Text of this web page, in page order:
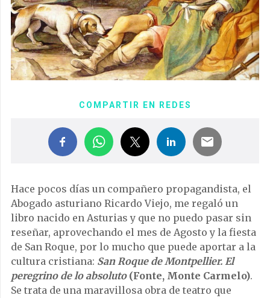
COMPARTIR EN REDES
Hace pocos días un compañero propagandista, el
Abogado asturiano Ricardo Viejo, me regaló un
libro nacido en Asturias y que no puedo pasar sin
reseñar, aprovechando el mes de Agosto y la fiesta
de San Roque, por lo mucho que puede aportar a la
cultura cristiana: San Roque de Montpellier. El
peregrino de lo absoluto (Fonte, Monte Carmelo).
Se trata de una maravillosa obra de teatro que